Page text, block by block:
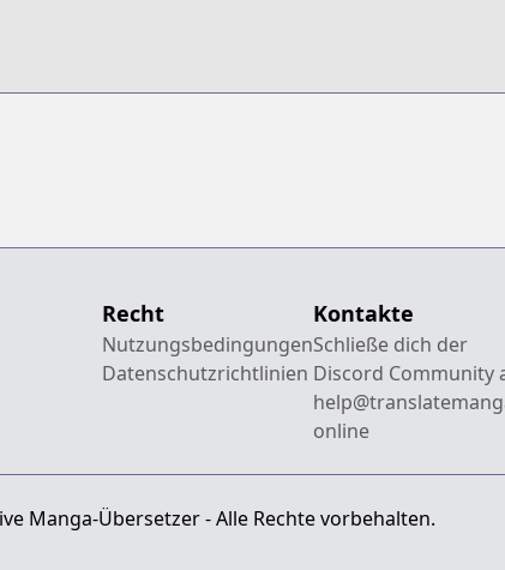
Recht
Nutzungsbedingungen
Datenschutzrichtlinien
Kontakte
Schließe dich der
Discord Community
online
Manga-Übersetzer - Alle Rechte vorbehalten.